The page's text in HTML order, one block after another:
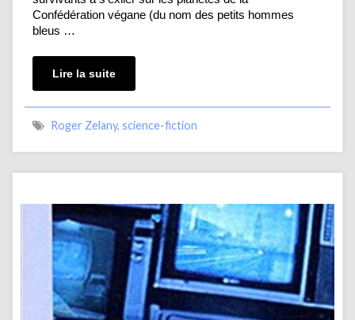
Confédération végane (du nom des petits hommes
bleus …
Lire la suite
Roger Zelany, science-fiction